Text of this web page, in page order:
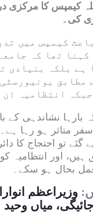
کیمپس کا مرکزی
کی۔
کیمپس میں
کہنا تھا کہ
ہے بلکہ بنیادی
مطابق
انتظامیہ
بارہا نشاندہی کے
متاثر ہو رہا
گئے تو احتجاج کا
ہیں، اور
بحال ہو سکے۔
وزیراعظم
میاں وحید